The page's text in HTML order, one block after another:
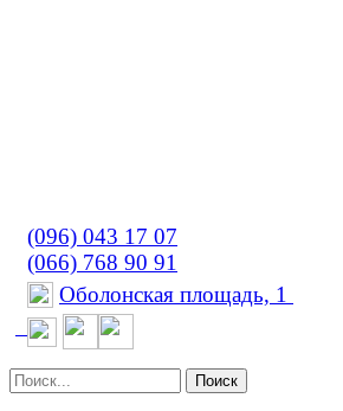
(096) 043 17 07
(066) 768 90 91
Оболонская площадь, 1
Поиск